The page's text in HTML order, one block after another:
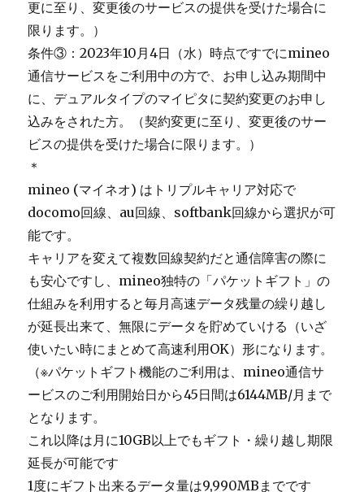
更に至り、変更後のサービスの提供を受けた場合に
限ります。）
条件③：2023年10月4日（水）時点ですでにmineo
通信サービスをご利用中の方で、お申し込み期間中
に、デュアルタイプのマイピタに契約変更のお申し
込みをされた方。（契約変更に至り、変更後のサー
ビスの提供を受けた場合に限ります。）
＊
mineo (マイネオ) はトリプルキャリア対応で
docomo回線、au回線、softbank回線から選択が可
能です。
キャリアを変えて複数回線契約だと通信障害の際に
も安心ですし、mineo独特の「パケットギフト」の
仕組みを利用すると毎月高速データ残量の繰り越し
が延長出来て、無限にデータを貯めていける（いざ
使いたい時にまとめて高速利用OK）形になります。
（※パケットギフト機能のご利用は、mineo通信サ
ービスのご利用開始日から45日間は6144MB/月まで
となります。
これ以降は月に10GB以上でもギフト・繰り越し期限
延長が可能です
1度にギフト出来るデータ量は9,990MBまでです